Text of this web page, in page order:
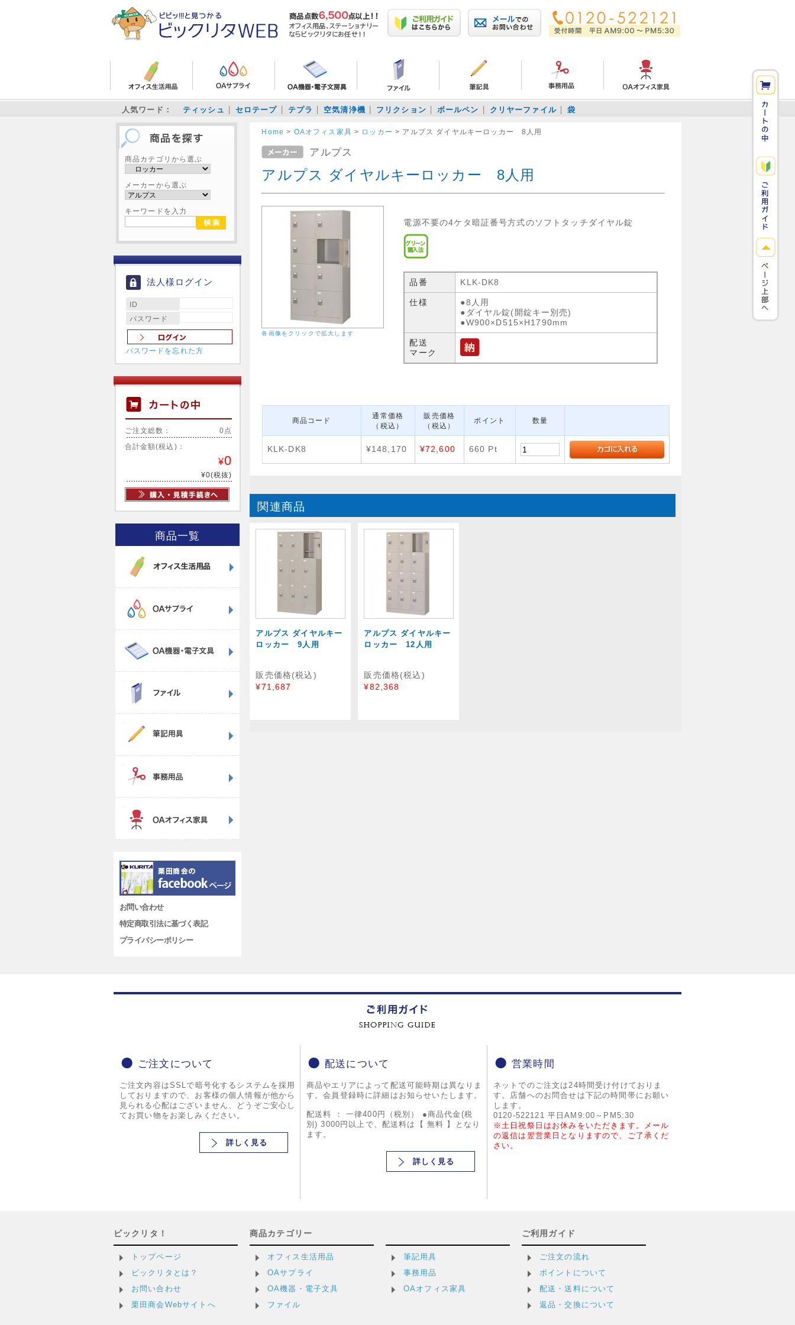
人気ワード： ティッシュ セロテープ テプラ 空気清浄機 フリクション ボールペン クリヤーファイル 袋
商品カテゴリから選ぶ
メーカーから選ぶ
キーワードを入力
法人様ログイン
ID
パスワード
パスワードを忘れた方
ご注文総数： 0点
合計金額(税込)：
¥0
¥0(税抜)
商品一覧
お問い合わせ
特定商取引法に基づく表記
プライバシーポリシー
Home > OAオフィス家具 > ロッカー > アルプス ダイヤルキーロッカー 8人用
アルプス
アルプス ダイヤルキーロッカー 8人用
各画像をクリックで拡大します
電源不要の4ケタ暗証番号方式のソフトタッチダイヤル錠
品番 KLK-DK8
仕様
●8人用
●ダイヤル錠(開錠キー別売)
●W900×D515×H1790mm
配送
マーク
商品コード
通常価格
（税込）
販売価格
（税込）
ポイント 数量
KLK-DK8 ¥148,170 ¥72,600 660 Pt
関連商品
アルプス ダイヤルキー
ロッカー 9人用
販売価格(税込)
¥71,687
アルプス ダイヤルキー
ロッカー 12人用
販売価格(税込)
¥82,368
ご注文について
ご注文内容はSSLで暗号化するシステムを採用
しておりますので、お客様の個人情報が他から
見られる心配はございません、どうぞご安心し
てお買い物をお楽しみください。
詳しく見る
配送について
商品やエリアによって配送可能時期は異なりま
す。会員登録時に詳細はお知らせいたします。
配送料 ： 一律400円（税別） ●商品代金(税
別) 3000円以上で、配送料は【 無料 】となり
ます。
詳しく見る
営業時間
ネットでのご注文は24時間受け付けておりま
す。店舗へのお問合せは下記の時間帯にお願い
します。
0120-522121 平日AM9:00～PM5:30
※土日祝祭日はお休みをいただきます。メール
の返信は翌営業日となりますので、ご了承くだ
さい。
ビックリタ！
トップページ
ビックリタとは？
お問い合わせ
栗田商会Webサイトへ
商品カテゴリー
オフィス生活用品
OAサプライ
OA機器・電子文具
ファイル
筆記用具
事務用品
OAオフィス家具
ご利用ガイド
ご注文の流れ
ポイントについて
配送・送料について
返品・交換について